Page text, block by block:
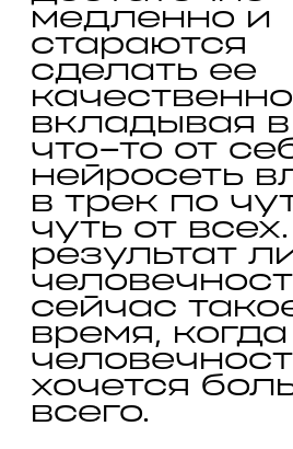
медленно и
стараются
сделать ее
вкладывая
что-то от
нейросеть
в трек по
чуть от
результат
сейчас
время, когда
хочется